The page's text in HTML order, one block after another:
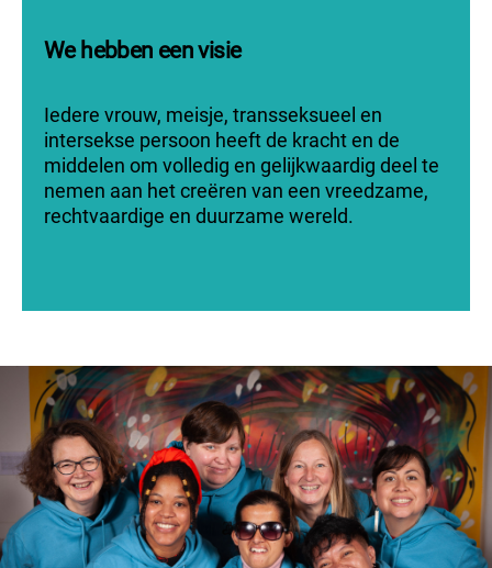
We hebben een visie
Iedere vrouw, meisje, transseksueel en
intersekse persoon heeft de kracht en de
middelen om volledig en gelijkwaardig deel te
nemen aan het creëren van een vreedzame,
rechtvaardige en duurzame wereld.